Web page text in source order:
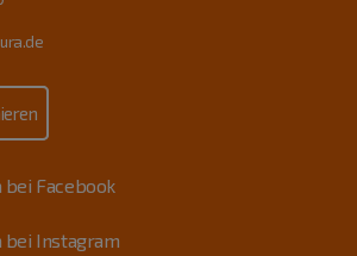
bei Facebook
bei Instagram